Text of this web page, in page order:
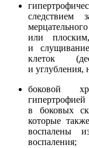
следствием
или
и
клеток
и
боковой
в боковых
которые
воспалены
воспаления;